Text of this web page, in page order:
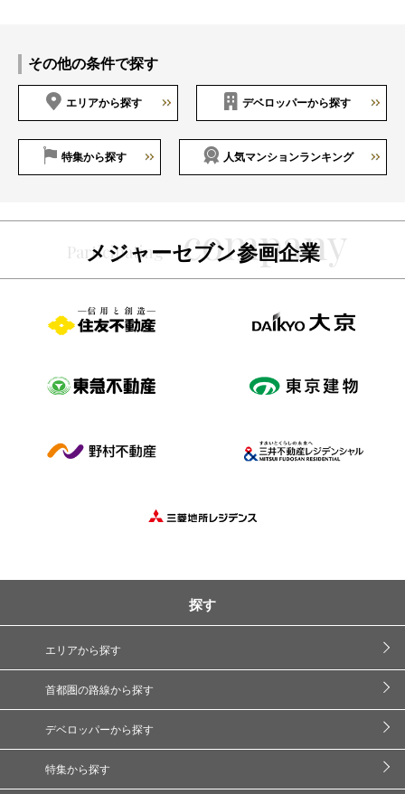
その他の条件で探す
エリアから探す デベロッパーから探す
特集から探す 人気マンションランキング
メジャーセブン参画企業
探す
エリアから探す
首都圏の路線から探す
デベロッパーから探す
特集から探す